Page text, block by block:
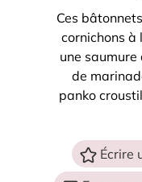
Ces
cornichons
une saumure
de
panko
Écrire